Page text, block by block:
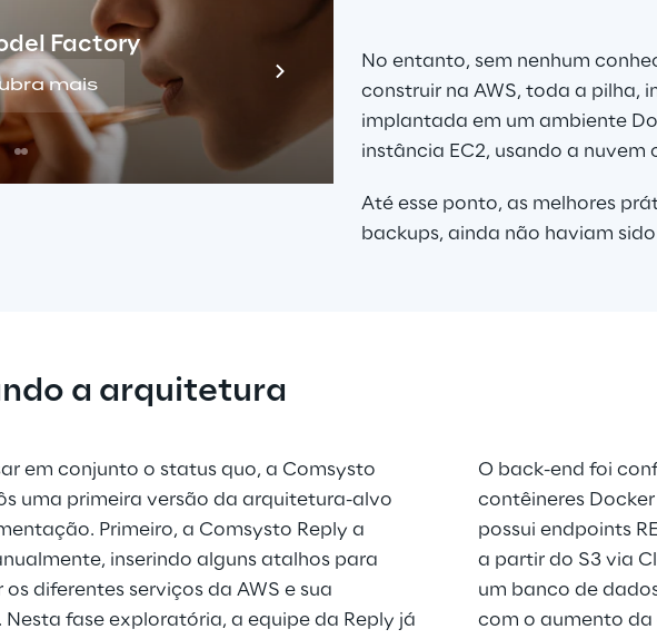
Factory
mais
AWS
No entanto, sem nenhum
construir na AWS, toda a pilha,
implantada em um ambiente
instância EC2, usando a nuvem
Até esse ponto, as melhores
backups, ainda não haviam
a arquitetura
em conjunto o status quo, a Comsysto
uma primeira versão da arquitetura-alvo
Primeiro, a Comsysto Reply a
inserindo alguns atalhos para
diferentes serviços da AWS e sua
fase exploratória, a equipe da Reply já
O back-end foi
contêineres
possui endpoints
a partir do S3 via
um banco de
com o aumento da